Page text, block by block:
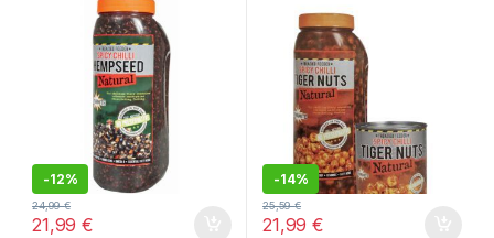
-12%
21,99€
24,99€
-14%
21,99€
25,59€